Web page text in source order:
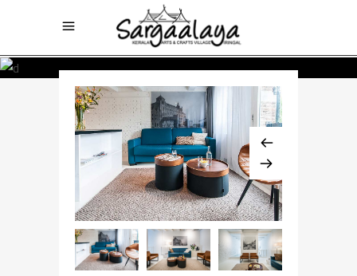
$768 / night
JUNIOR SUITE